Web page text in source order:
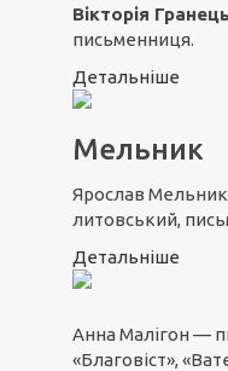
Вікторія
письменниця.
Детальніше
Мельник
Ярослав Мельник
литовський,
Детальніше
Анна Малігон —
«Благовіст»,